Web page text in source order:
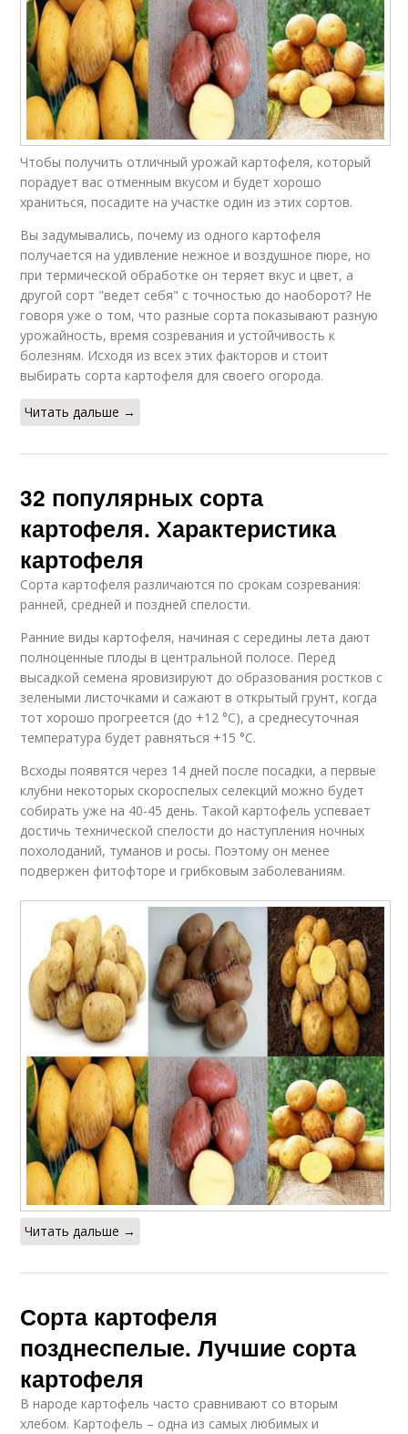
Чтобы получить отличный урожай картофеля, который
порадует вас отменным вкусом и будет хорошо
храниться, посадите на участке один из этих сортов.
Вы задумывались, почему из одного картофеля
получается на удивление нежное и воздушное пюре, но
при термической обработке он теряет вкус и цвет, а
другой сорт "ведет себя" с точностью до наоборот? Не
говоря уже о том, что разные сорта показывают разную
урожайность, время созревания и устойчивость к
болезням. Исходя из всех этих факторов и стоит
выбирать сорта картофеля для своего огорода.
Читать дальше →
32 популярных сорта
картофеля. Характеристика
картофеля
Сорта картофеля различаются по срокам созревания:
ранней, средней и поздней спелости.
Ранние виды картофеля, начиная с середины лета дают
полноценные плоды в центральной полосе. Перед
высадкой семена яровизируют до образования ростков с
зелеными листочками и сажают в открытый грунт, когда
тот хорошо прогреется (до +12 °C), а среднесуточная
температура будет равняться +15 °C.
Всходы появятся через 14 дней после посадки, а первые
клубни некоторых скороспелых селекций можно будет
собирать уже на 40-45 день. Такой картофель успевает
достичь технической спелости до наступления ночных
похолоданий, туманов и росы. Поэтому он менее
подвержен фитофторе и грибковым заболеваниям.
Читать дальше →
Сорта картофеля
позднеспелые. Лучшие сорта
картофеля
В народе картофель часто сравнивают со вторым
хлебом. Картофель – одна из самых любимых и